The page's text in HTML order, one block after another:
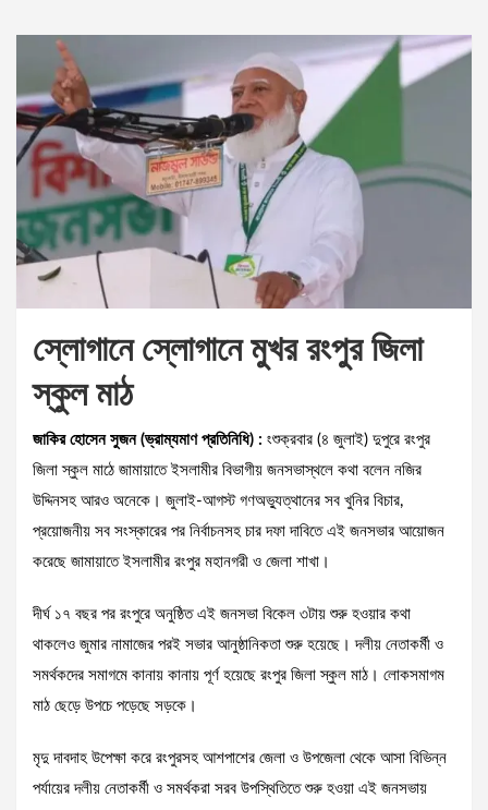
স্লোগানে স্লোগানে মুখর রংপুর জিলা
স্কুল মাঠ
জাকির হোসেন সুজন (ভ্রাম্যমাণ প্রতিনিধি) : ংশুক্রবার (৪ জুলাই) দুপুরে রংপুর
জিলা স্কুল মাঠে জামায়াতে ইসলামীর বিভাগীয় জনসভাস্থলে কথা বলেন নজির
উদ্দিনসহ আরও অনেকে। জুলাই-আগস্ট গণঅভ্যুত্থানের সব খুনির বিচার,
প্রয়োজনীয় সব সংস্কারের পর নির্বাচনসহ চার দফা দাবিতে এই জনসভার আয়োজন
করেছে জামায়াতে ইসলামীর রংপুর মহানগরী ও জেলা শাখা।
দীর্ঘ ১৭ বছর পর রংপুরে অনুষ্ঠিত এই জনসভা বিকেল ৩টায় শুরু হওয়ার কথা
থাকলেও জুমার নামাজের পরই সভার আনুষ্ঠানিকতা শুরু হয়েছে। দলীয় নেতাকর্মী ও
সমর্থকদের সমাগমে কানায় কানায় পূর্ণ হয়েছে রংপুর জিলা স্কুল মাঠ। লোকসমাগম
মাঠ ছেড়ে উপচে পড়েছে সড়কে।
মৃদু দাবদাহ উপেক্ষা করে রংপুরসহ আশপাশের জেলা ও উপজেলা থেকে আসা বিভিন্ন
পর্যায়ের দলীয় নেতাকর্মী ও সমর্থকরা সরব উপস্থিতিতে শুরু হওয়া এই জনসভায়